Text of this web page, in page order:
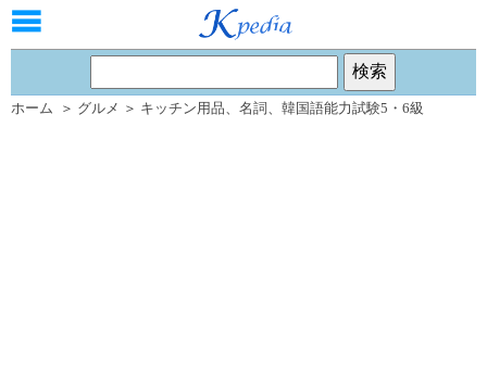
ホーム ＞ グルメ ＞ キッチン用品、 名詞 、 韓国語能力試験5・6級